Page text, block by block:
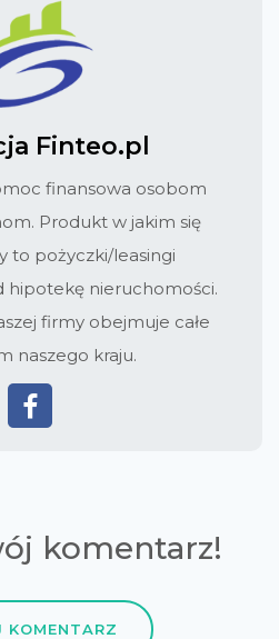
Finteo.pl
finansowa osobom
Produkt w jakim się
to pożyczki/leasingi
hipotekę nieruchomości.
firmy obejmuje całe
naszego kraju.
komentarz!
KOMENTARZ